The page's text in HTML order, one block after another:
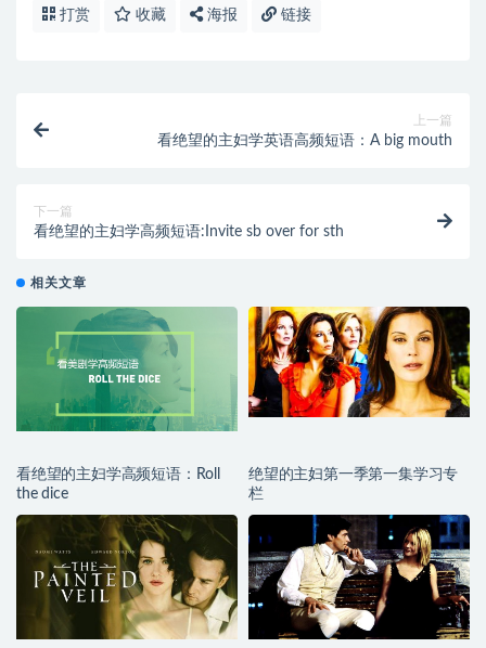
打赏 收藏 海报 链接
上一篇
看绝望的主妇学英语高频短语：A big mouth
下一篇
看绝望的主妇学高频短语:Invite sb over for sth
相关文章
看绝望的主妇学高频短语：Roll
the dice
绝望的主妇第一季第一集学习专
栏